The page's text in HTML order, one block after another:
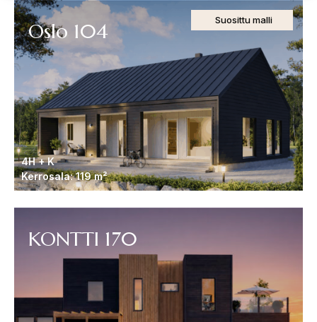
4H + K
Kerrosala: 119 m²
Oslo 104 Suosittu malli
KONTTI 170